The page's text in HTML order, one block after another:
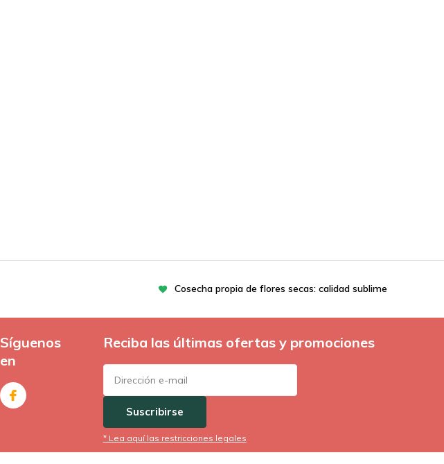
Cosecha propia de flores secas: calidad sublime
Síguenos
en
Reciba las últimas ofertas y promociones
Suscribirse
* Lea aquí las restricciones legales